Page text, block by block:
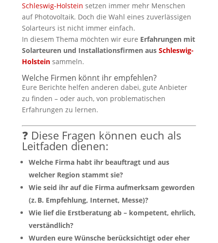
Schleswig-Holstein setzen immer mehr Menschen
auf Photovoltaik. Doch die Wahl eines zuverlässigen
Solarteurs ist nicht immer einfach.
In diesem Thema möchten wir eure Erfahrungen mit
Solarteuren und Installationsfirmen aus Schleswig-
Holsteinsammeln.
Welche Firmen könnt ihr empfehlen?
Eure Berichte helfen anderen dabei, gute Anbieter
zu finden – oder auch, von problematischen
Erfahrungen zu lernen.
❓ Diese Fragen können euch als
Leitfaden dienen:
Welche Firma habt ihr beauftragt und aus
welcher Region stammt sie?
Wie seid ihr auf die Firma aufmerksam geworden
(z. B. Empfehlung, Internet, Messe)?
Wie lief die Erstberatung ab – kompetent, ehrlich,
verständlich?
Wurden eure Wünsche berücksichtigt oder eher